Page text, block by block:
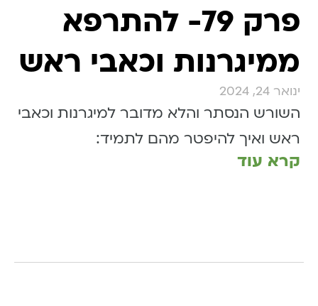
פרק 79- להתרפא
ממיגרנות וכאבי ראש
ינואר 24, 2024
השורש הנסתר והלא מדובר למיגרנות וכאבי
ראש ואיך להיפטר מהם לתמיד:
קרא עוד